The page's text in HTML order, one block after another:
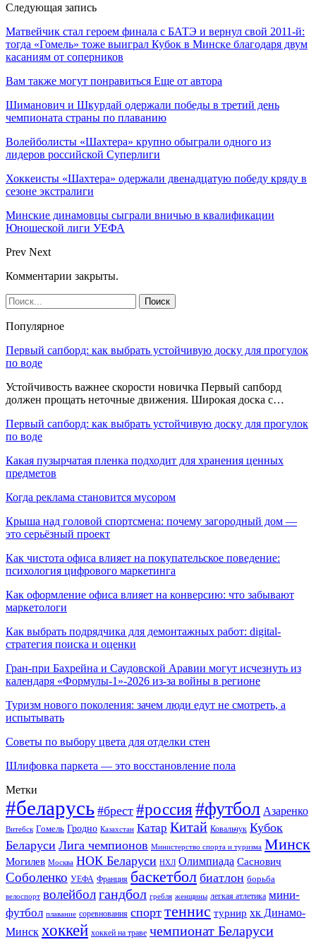
Следующая запись
Матвейчик стал героем финала с БАТЭ и вернул свой 2011-й:
тогда «Гомель» тоже выиграл Кубок в Минске благодаря двум
касаниям от соперников
Вам также могут понравиться Еще от автора
Шиманович и Шкурдай одержали победы в третий день
чемпионата страны по плаванию
Волейболисты «Шахтера» крупно обыграли одного из
лидеров российской Суперлиги
Хоккеисты «Шахтера» одержали двенадцатую победу кряду в
сезоне экстралиги
Минские динамовцы сыграли вничью в квалификации
Юношеской лиги УЕФА
Prev Next
Комментарии закрыты.
Популярное
Первый сапборд: как выбрать устойчивую доску для прогулок
по воде
Устойчивость важнее скорости новичка Первый сапборд
должен прощать неточные движения. Широкая доска с…
Первый сапборд: как выбрать устойчивую доску для прогулок
по воде
Какая пузырчатая пленка подходит для хранения ценных
предметов
Когда реклама становится мусором
Крыша над головой спортсмена: почему загородный дом —
это серьёзный проект
Как чистота офиса влияет на покупательское поведение:
психология цифрового маркетинга
Как оформление офиса влияет на конверсию: что забывают
маркетологи
Как выбрать подрядчика для демонтажных работ: digital-
стратегия поиска и оценки
Гран-при Бахрейна и Саудовской Аравии могут исчезнуть из
календаря «Формулы-1»-2026 из-за войны в регионе
Туризм нового поколения: зачем люди едут не смотреть, а
испытывать
Советы по выбору цвета для отделки стен
Шлифовка паркета — это восстановление пола
Метки
#беларусь #брест #россия#футбол Азаренко
Витебск Гомель Гродно Казахстан Катар Китай Ковальчук Кубок
Беларуси Лига чемпионов Министерство спорта и туризма Минск
Могилев Москва НОК Беларуси НХЛ Олимпиада Саснович
Соболенко УЕФА Франция баскетбол биатлон борьба
велоспорт волейболгандбол гребля женщины легкая атлетика мини-
футбол плавание соревнования спорт теннис турнир хк Динамо-
Минск хоккей хоккей на траве чемпионат Беларуси